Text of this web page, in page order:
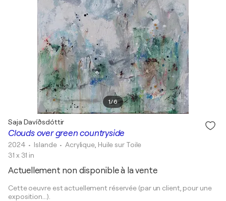
1/6
Clouds over green countryside
Saja Davíðsdóttir
2024 • Islande • Acrylique, Huile sur Toile
31 x 31 in
Actuellement non disponible à la vente
Cette oeuvre est actuellement réservée (par un client, pour une
exposition...).